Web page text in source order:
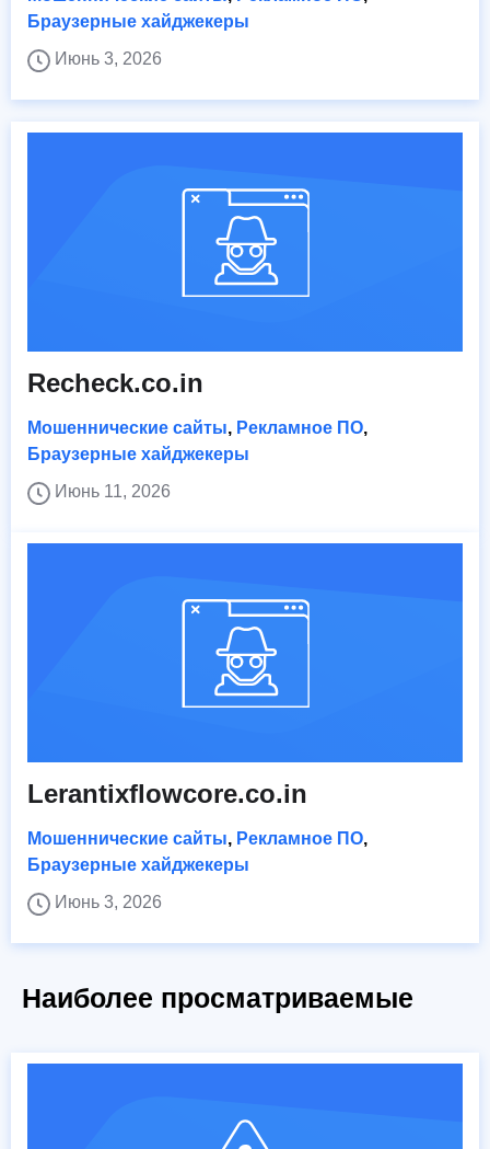
Браузерные хайджекеры
Июнь 3, 2026
Recheck.co.in
Мошеннические сайты, Рекламное ПО,
Браузерные хайджекеры
Июнь 11, 2026
Lerantixflowcore.co.in
Мошеннические сайты, Рекламное ПО,
Браузерные хайджекеры
Июнь 3, 2026
Наиболее просматриваемые